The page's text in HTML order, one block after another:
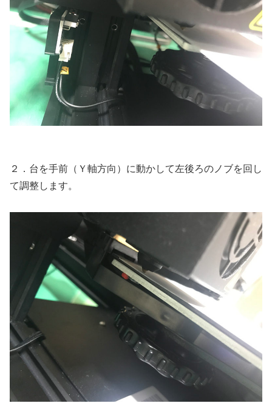
２．台を手前（Ｙ軸方向）に動かして左後ろのノブを回し
て調整します。